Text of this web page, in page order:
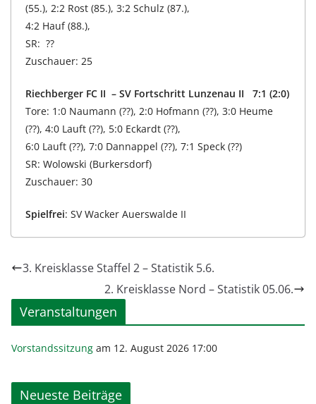
(55.), 2:2 Rost (85.), 3:2 Schulz (87.),
4:2 Hauf (88.),
SR: ??
Zuschauer: 25
Riechberger FC II – SV Fortschritt Lunzenau II 7:1 (2:0)
Tore: 1:0 Naumann (??), 2:0 Hofmann (??), 3:0 Heume
(??), 4:0 Lauft (??), 5:0 Eckardt (??),
6:0 Lauft (??), 7:0 Dannappel (??), 7:1 Speck (??)
SR: Wolowski (Burkersdorf)
Zuschauer: 30
Spielfrei: SV Wacker Auerswalde II
3. Kreisklasse Staffel 2 – Statistik 5.6.
2. Kreisklasse Nord – Statistik 05.06.
Veranstaltungen
Vorstandssitzung am 12. August 2026 17:00
Neueste Beiträge